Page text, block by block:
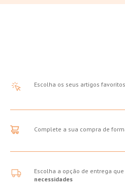
Escolha os seus artigos favoritos
Complete a sua compra de
Escolha a opção de entrega
necessidades